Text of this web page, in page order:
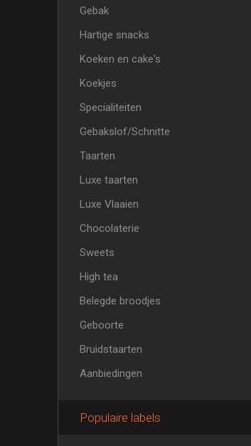
Gebak
Hartige snacks
Koeken en cake's
Koekjes
Specialiteiten
Gebakslof/Schnitte
Taarten
Luxe taarten
Luxe Vlaaien
Chocolaterie
Sweets
High tea
Belegde broodjes
Geboorte
Bruidstaarten
Aanbiedingen
Populaire labels